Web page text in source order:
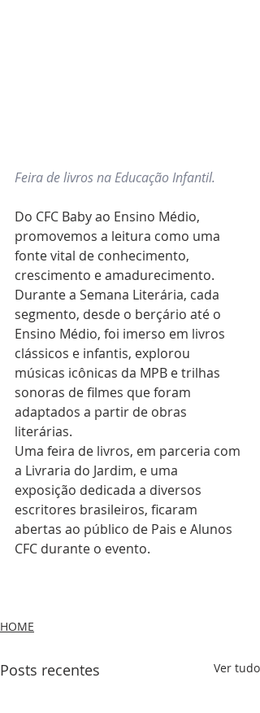
Feira de livros na Educação Infantil.
Do CFC Baby ao Ensino Médio,
promovemos a leitura como uma
fonte vital de conhecimento,
crescimento e amadurecimento.
Durante a Semana Literária, cada
segmento, desde o berçário até o
Ensino Médio, foi imerso em livros
clássicos e infantis, explorou
músicas icônicas da MPB e trilhas
sonoras de filmes que foram
adaptados a partir de obras
literárias.
Uma feira de livros, em parceria com
a Livraria do Jardim, e uma
exposição dedicada a diversos
escritores brasileiros, ficaram
abertas ao público de Pais e Alunos
CFC durante o evento.
HOME
Posts recentes Ver tudo